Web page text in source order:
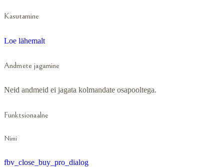
Kasutamine
Loe lähemalt
Andmete jagamine
Neid andmeid ei jagata kolmandate osapooltega.
Funktsionaalne
Nimi
fbv_close_buy_pro_dialog